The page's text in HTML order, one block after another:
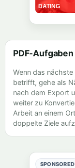
PDF-
Wenn das
betrifft, gehe als
nach dem Export
weiter zu
Arbeit an einem
doppelte Ziele
SPONSORED